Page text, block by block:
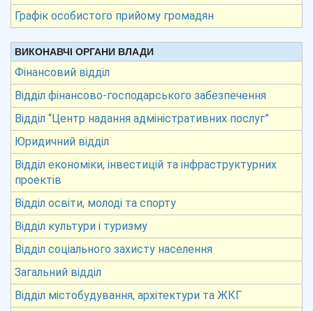
Графік особистого прийому громадян
ВИКОНАВЧІ ОРГАНИ ВЛАДИ
Фінансовий відділ
Відділ фінансово-господарського забезпечення
Відділ “Центр надання адміністративних послуг”
Юридичний відділ
Відділ економіки, інвестицій та інфраструктурних
проектів
Відділ освіти, молоді та спорту
Відділ культури і туризму
Відділ соціального захисту населення
Загальний відділ
Відділ містобудування, архітектури та ЖКГ